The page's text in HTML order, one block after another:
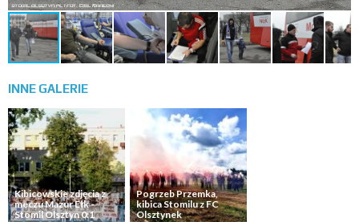
INNE GALERIE
Kibicowskie zdjęcia z
meczu Mazur Ełk -
Stomil Olsztyn 0:1
Pogrzeb Przemka,
kibica Stomilu z FC
Olsztynek